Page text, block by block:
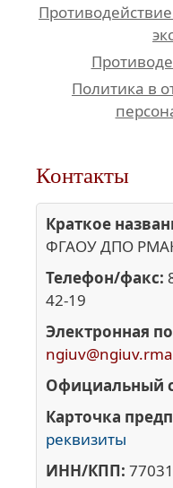
Политика в
Контакты
Краткое
ФГАОУ ДПО
Телефон/факс:
42-19
Электронная
Официальный
Карточка
реквизиты
ИНН/КПП: